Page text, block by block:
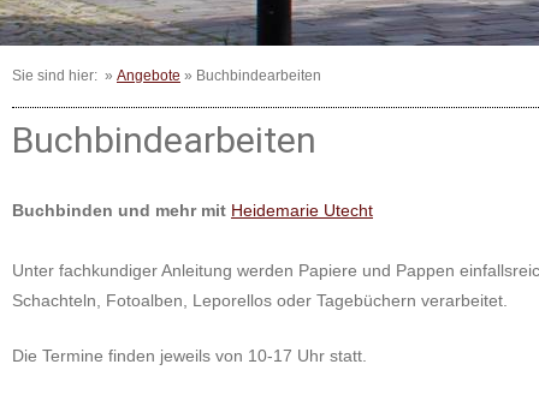
Sie sind hier: » Angebote » Buchbindearbeiten
Buchbindearbeiten
Buchbinden und mehr mit Heidemarie Utecht
Unter fachkundiger Anleitung werden Papiere und Pappen
Schachteln, Fotoalben, Leporellos oder Tagebüchern verarbeitet.
Die Termine finden jeweils von 10-17 Uhr statt.